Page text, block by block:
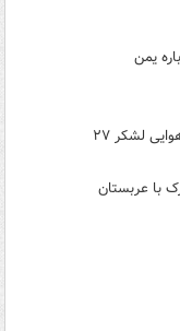
یمن
لشکر ۲۷
با عربستان